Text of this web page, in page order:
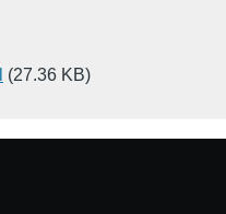
(27.36 KB)